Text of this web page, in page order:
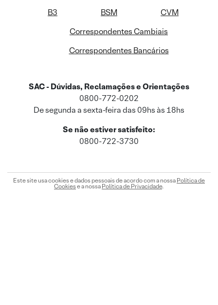
B3 BSM
CVM
Correspondentes Cambiais
Correspondentes Bancários
SAC - Dúvidas, Reclamações e Orientações
0800-772-0202
De segunda a sexta-feira das 09hs às 18hs
Se não estiver satisfeito:
0800-722-3730
Este site usa cookies e dados pessoais de acordo com a nossa Política de
Cookiese a nossa Política de Privacidade.